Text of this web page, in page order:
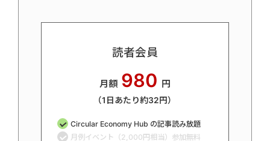
読者会員
月額 980 円
（1日あたり約32円）
Circular Economy Hub の記事読み放題
月例イベント（2,000円相当）参加無料